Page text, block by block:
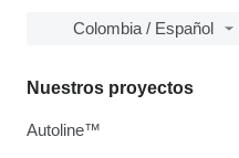
Colombia / Español
Nuestros proyectos
Autoline™